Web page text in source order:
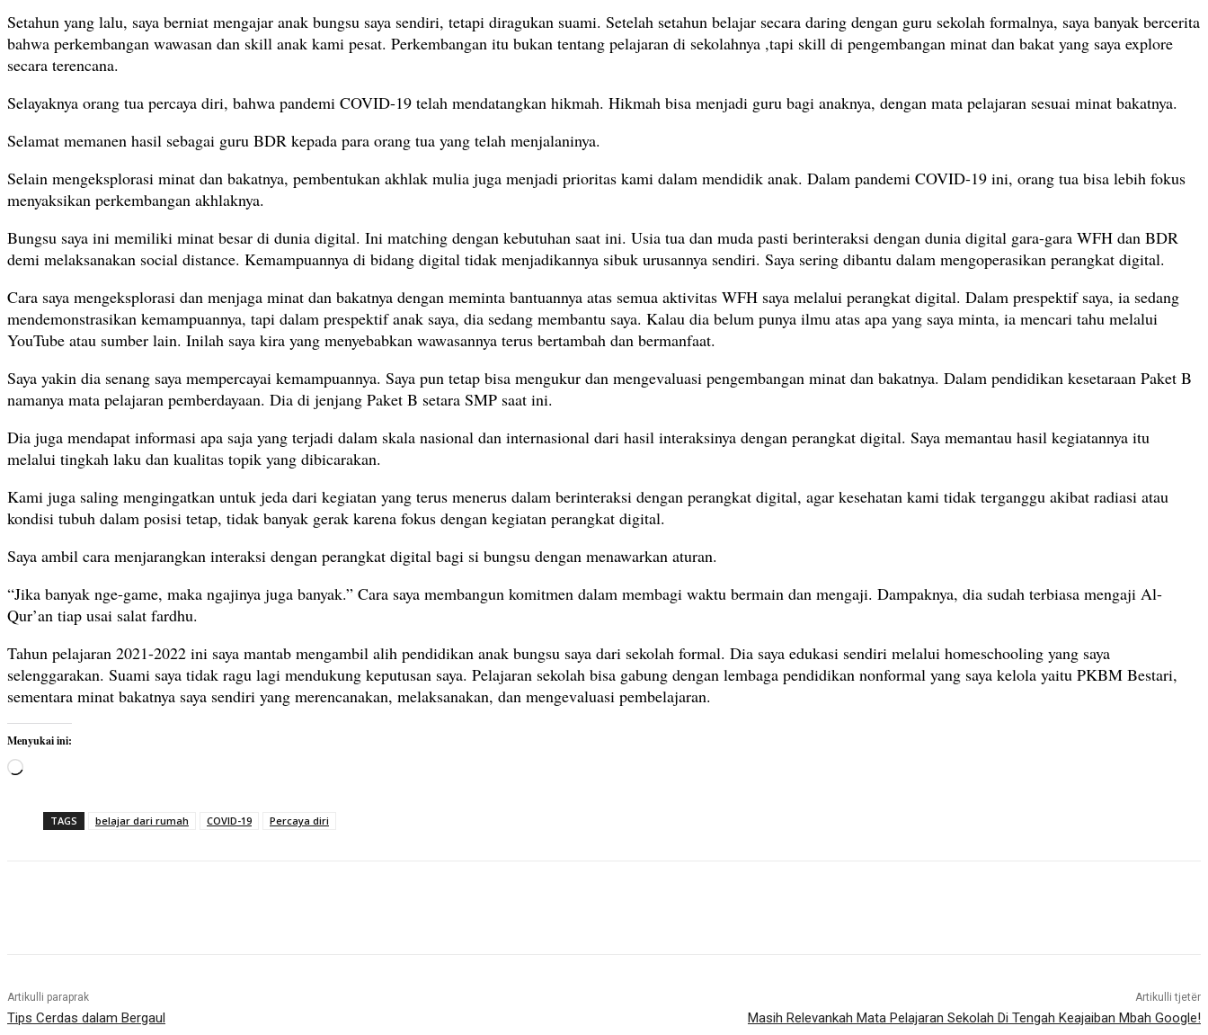
Setahun yang lalu, saya berniat mengajar anak bungsu saya sendiri, tetapi diragukan suami. Setelah setahun belajar secara daring dengan guru sekolah formalnya, saya banyak bercerita
bahwa perkembangan wawasan dan skill anak kami pesat. Perkembangan itu bukan tentang pelajaran di sekolahnya ,tapi skill di pengembangan minat dan bakat yang saya explore
secara terencana.
Selayaknya orang tua percaya diri, bahwa pandemi COVID-19 telah mendatangkan hikmah. Hikmah bisa menjadi guru bagi anaknya, dengan mata pelajaran sesuai minat bakatnya.
Selamat memanen hasil sebagai guru BDR kepada para orang tua yang telah menjalaninya.
Selain mengeksplorasi minat dan bakatnya, pembentukan akhlak mulia juga menjadi prioritas kami dalam mendidik anak. Dalam pandemi COVID-19 ini, orang tua bisa lebih fokus
menyaksikan perkembangan akhlaknya.
Bungsu saya ini memiliki minat besar di dunia digital. Ini matching dengan kebutuhan saat ini. Usia tua dan muda pasti berinteraksi dengan dunia digital gara-gara WFH dan BDR
demi melaksanakan social distance. Kemampuannya di bidang digital tidak menjadikannya sibuk urusannya sendiri. Saya sering dibantu dalam mengoperasikan perangkat digital.
Cara saya mengeksplorasi dan menjaga minat dan bakatnya dengan meminta bantuannya atas semua aktivitas WFH saya melalui perangkat digital. Dalam prespektif saya, ia sedang
mendemonstrasikan kemampuannya, tapi dalam prespektif anak saya, dia sedang membantu saya. Kalau dia belum punya ilmu atas apa yang saya minta, ia mencari tahu melalui
YouTube atau sumber lain. Inilah saya kira yang menyebabkan wawasannya terus bertambah dan bermanfaat.
Saya yakin dia senang saya mempercayai kemampuannya. Saya pun tetap bisa mengukur dan mengevaluasi pengembangan minat dan bakatnya. Dalam pendidikan kesetaraan Paket B
namanya mata pelajaran pemberdayaan. Dia di jenjang Paket B setara SMP saat ini.
Dia juga mendapat informasi apa saja yang terjadi dalam skala nasional dan internasional dari hasil interaksinya dengan perangkat digital. Saya memantau hasil kegiatannya itu
melalui tingkah laku dan kualitas topik yang dibicarakan.
Kami juga saling mengingatkan untuk jeda dari kegiatan yang terus menerus dalam berinteraksi dengan perangkat digital, agar kesehatan kami tidak terganggu akibat radiasi atau
kondisi tubuh dalam posisi tetap, tidak banyak gerak karena fokus dengan kegiatan perangkat digital.
Saya ambil cara menjarangkan interaksi dengan perangkat digital bagi si bungsu dengan menawarkan aturan.
“Jika banyak nge-game, maka ngajinya juga banyak.” Cara saya membangun komitmen dalam membagi waktu bermain dan mengaji. Dampaknya, dia sudah terbiasa mengaji Al-
Qur’an tiap usai salat fardhu.
Tahun pelajaran 2021-2022 ini saya mantab mengambil alih pendidikan anak bungsu saya dari sekolah formal. Dia saya edukasi sendiri melalui homeschooling yang saya
selenggarakan. Suami saya tidak ragu lagi mendukung keputusan saya. Pelajaran sekolah bisa gabung dengan lembaga pendidikan nonformal yang saya kelola yaitu PKBM Bestari,
sementara minat bakatnya saya sendiri yang merencanakan, melaksanakan, dan mengevaluasi pembelajaran.
Menyukai ini:
M
TAGS belajar dari rumah COVID-19 Percaya diri
Artikulli paraprak
Tips Cerdas dalam Bergaul
Artikulli tjetër
Masih Relevankah Mata Pelajaran Sekolah Di Tengah Keajaiban Mbah Google!